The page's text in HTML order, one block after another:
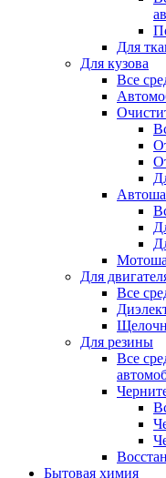
Для
Для кузова
Все
Для
Все
Для резины
Все
Бытовая химия